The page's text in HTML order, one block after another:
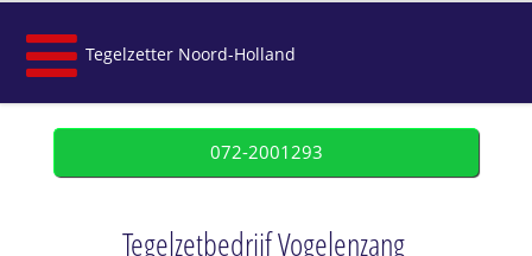
Tegelzetter Noord-Holland
072-2001293
Tegelzetbedrijf Vogelenzang